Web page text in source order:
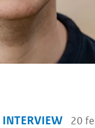
INTERVIEW 20